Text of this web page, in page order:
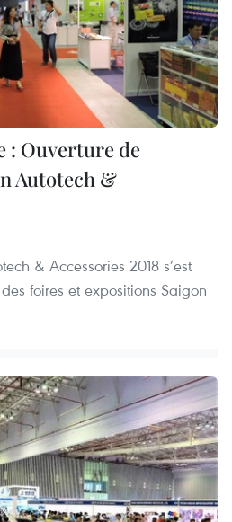
: Ouverture de
Autotech &
& Accessories 2018 s’est
foires et expositions Saigon